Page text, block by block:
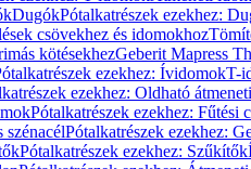
DugókPótalkatrészek ezekhez:
csövekhez és idomokhoz
kötésekhezGeberit Mapress
ezekhez: ÍvidomokT-
ezekhez: Oldható
Pótalkatrészek ezekhez: Fűtési
szénacélPótalkatrészek ezekhez:
Pótalkatrészek ezekhez: Szűkítők